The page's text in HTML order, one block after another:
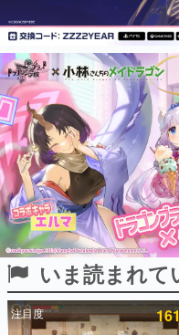
ピックアッ
電ファミのいま読まれてい
アプリセール情報
インタビュー
連載・特集
殿堂入り記
SNS拡散数が数
ど。多くの人
事をまとめまし
いま読まれて
注目度